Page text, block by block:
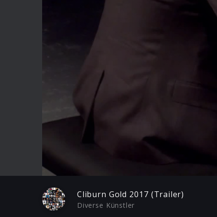
Play
Cliburn Gold 2017 (Trailer)
Diverse Künstler